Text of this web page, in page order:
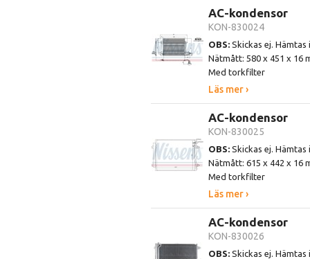
AC-kondensor
KON-830024
OBS: Skickas ej.
Nätmått: 580 x 451 x 16
Med torkfilter
Läs mer ›
AC-kondensor
KON-830025
OBS: Skickas ej.
Nätmått: 615 x 442 x 16
Med torkfilter
Läs mer ›
AC-kondensor
KON-830026
OBS: Skickas ej.